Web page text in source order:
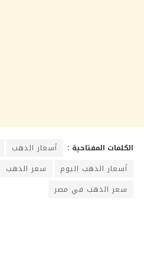
الكلمات المفتاحية : أسعار الذهب
أسعار الذهب اليوم
سعر الذهب
سعر الذهب في مصر